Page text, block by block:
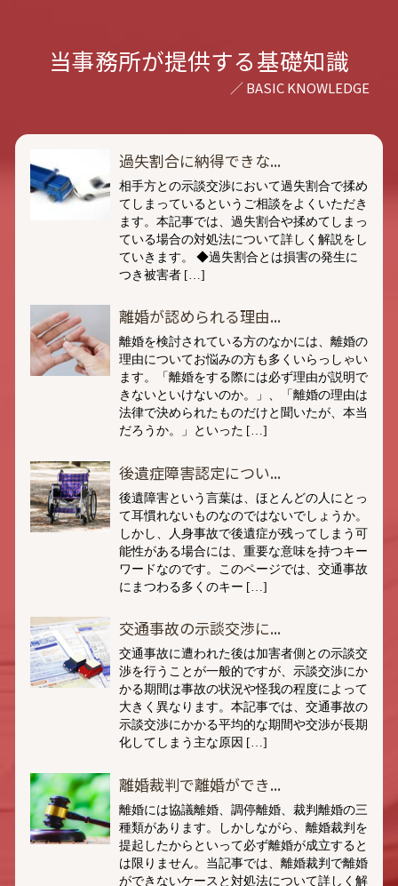
当事務所が提供する基礎知識
過失割合に納得できな...
相手方との示談交渉において過失割合で揉め
てしまっているというご相談をよくいただき
ます。本記事では、過失割合や揉めてしまっ
ている場合の対処法について詳しく解説をし
ていきます。 ◆過失割合とは損害の発生に
つき被害者 […]
離婚が認められる理由...
離婚を検討されている方のなかには、離婚の
理由についてお悩みの方も多くいらっしゃい
ます。「離婚をする際には必ず理由が説明で
きないといけないのか。」、「離婚の理由は
法律で決められたものだけと聞いたが、本当
だろうか。」といった […]
後遺症障害認定につい...
後遺障害という言葉は、ほとんどの人にとっ
て耳慣れないものなのではないでしょうか。
しかし、人身事故で後遺症が残ってしまう可
能性がある場合には、重要な意味を持つキー
ワードなのです。このページでは、交通事故
にまつわる多くのキー […]
交通事故の示談交渉に...
交通事故に遭われた後は加害者側との示談交
渉を行うことが一般的ですが、示談交渉にか
かる期間は事故の状況や怪我の程度によって
大きく異なります。本記事では、交通事故の
示談交渉にかかる平均的な期間や交渉が長期
化してしまう主な原因 […]
離婚裁判で離婚ができ...
離婚には協議離婚、調停離婚、裁判離婚の三
種類があります。しかしながら、離婚裁判を
提起したからといって必ず離婚が成立すると
は限りません。当記事では、離婚裁判で離婚
ができないケースと対処法について詳しく解